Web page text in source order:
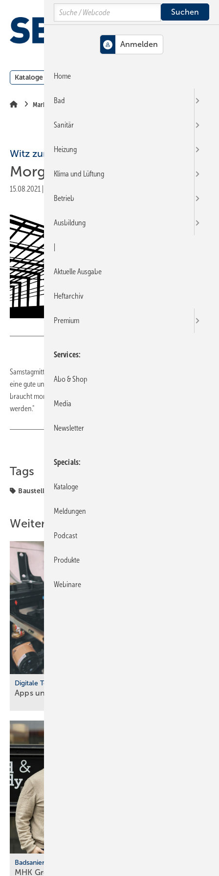
Hauptinhalt
Hauptmenü
SiteSearch
Kataloge Meldungen
Markt + Trends
Witz zum Sonntag
Morgen ist frei
15.08.2021
Samstagmittag kommt der Chef auf die Baustelle: "Männer, ich habe
eine gute und eine schlechte Nachricht für Euch: Die gute ist, ihr
braucht morgen nicht zu arbeiten. Aber Ihr müsst heute fertig
werden."
Tags
Baustelle
Weitere Inhalte
Digitale Tools
Apps und Soft­ware für Hand­werker und
Badsanierung
MHK Group: Der erste Bad & Body-Franchise­
Search
Home
Bad
Sanitär
Heizung
Klima und Lüftung
Betrieb
Ausbildung
Aktuelle Ausgabe
Heftarchiv
Premium
Services
Abo & Shop
Media
Newsletter
Specials
Kataloge
Meldungen
Podcast
Produkte
Webinare